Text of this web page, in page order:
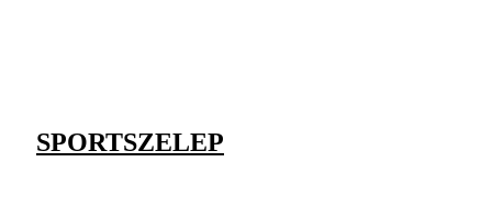
SPORTSZELEP